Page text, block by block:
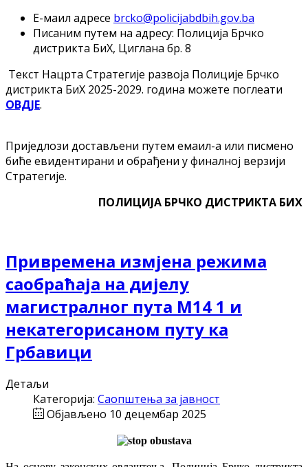
Е-маил адресе brcko@policijabdbih.gov.ba
Писаним путем на адресу: Полиција Брчко
дистрикта БиХ, Циглана бр. 8
Текст Нацрта Стратегије развоја Полиције Брчко
дистрикта БиХ 2025-2029. година можете поглеати
ОВДЈЕ.
Приједлози достављени путем емаил-а или писмено
биће евидентирани и обрађени у финалној верзији
Стратегије.
ПОЛИЦИЈА БРЧКО ДИСТРИКТА БИХ
Привремена измјена режима
саобраћаја на дијелу
магистралног пута М14 1 и
некатегорисаном путу ка
Грбавици
Детаљи
Категорија: Саопштења за јавност
Објављено 10 децембар 2025